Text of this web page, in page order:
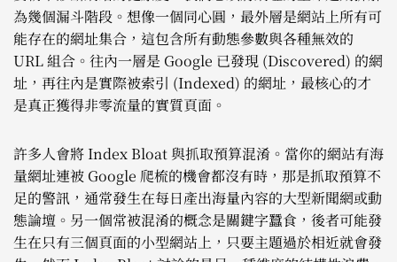
為幾個漏斗階段。想像一個同心圓，最外層是網站上所有可
能存在的網址集合，這包含所有動態參數與各種無效的
URL 組合。往內一層是 Google 已發現 (Discovered) 的網
址，再往內是實際被索引 (Indexed) 的網址，最核心的才
是真正獲得非零流量的實質頁面。
許多人會將 Index Bloat 與抓取預算混淆。當你的網站有海
量網址連被 Google 爬梳的機會都沒有時，那是抓取預算不
足的警訊，通常發生在每日產出海量內容的大型新聞網或動
態論壇。另一個常被混淆的概念是關鍵字蠶食，後者可能發
生在只有三個頁面的小型網站上，只要主題過於相近就會發